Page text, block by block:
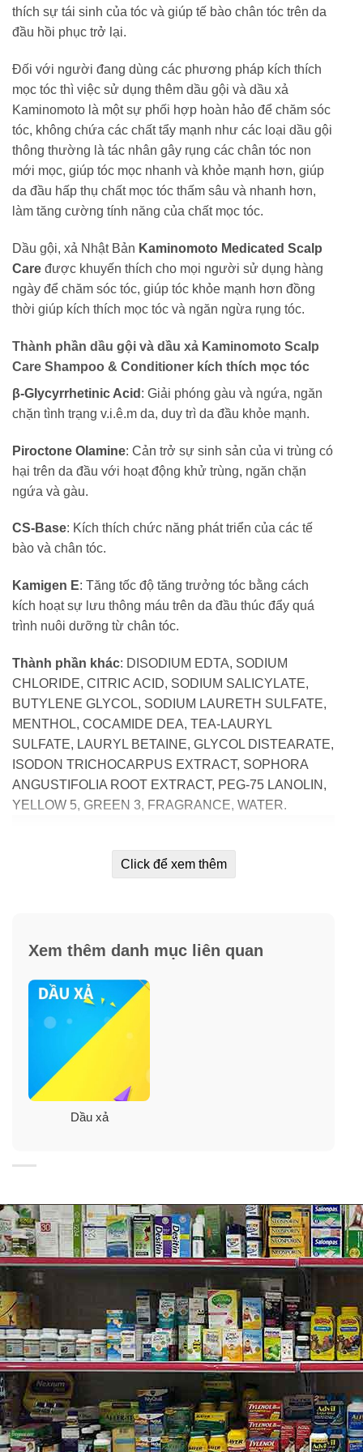
thích sự tái sinh của tóc và giúp tế bào chân tóc trên da
đầu hồi phục trở lại.
Đối với người đang dùng các phương pháp kích thích
mọc tóc thì việc sử dụng thêm dầu gội và dầu xả
Kaminomoto là một sự phối hợp hoàn hảo để chăm sóc
tóc, không chứa các chất tẩy mạnh như các loại dầu gội
thông thường là tác nhân gây rụng các chân tóc non
mới mọc, giúp tóc mọc nhanh và khỏe mạnh hơn, giúp
da đầu hấp thụ chất mọc tóc thấm sâu và nhanh hơn,
làm tăng cường tính năng của chất mọc tóc.
Dầu gội, xả Nhật Bản Kaminomoto Medicated Scalp
Care được khuyến thích cho mọi người sử dụng hàng
ngày để chăm sóc tóc, giúp tóc khỏe mạnh hơn đồng
thời giúp kích thích mọc tóc và ngăn ngừa rụng tóc.
Thành phần dầu gội và dầu xả Kaminomoto Scalp
Care Shampoo & Conditioner kích thích mọc tóc
β-Glycyrrhetinic Acid : Giải phóng gàu và ngứa, ngăn
chặn tình trạng v.i.ê.m da, duy trì da đầu khỏe mạnh.
Piroctone Olamine: Cản trở sự sinh sản của vi trùng có
hại trên da đầu với hoạt động khử trùng, ngăn chặn
ngứa và gàu.
CS-Base: Kích thích chức năng phát triển của các tế
bào và chân tóc.
Kamigen E: Tăng tốc độ tăng trưởng tóc bằng cách
kích hoạt sự lưu thông máu trên da đầu thúc đẩy quá
trình nuôi dưỡng từ chân tóc.
Thành phần khác: DISODIUM EDTA, SODIUM
CHLORIDE, CITRIC ACID, SODIUM SALICYLATE,
BUTYLENE GLYCOL, SODIUM LAURETH SULFATE,
MENTHOL, COCAMIDE DEA, TEA-LAURYL
SULFATE, LAURYL BETAINE, GLYCOL DISTEARATE,
ISODON TRICHOCARPUS EXTRACT, SOPHORA
ANGUSTIFOLIA ROOT EXTRACT, PEG-75 LANOLIN,
YELLOW 5, GREEN 3, FRAGRANCE, WATER.
✓Dầu gội kích thích mọc tóc và ngăn ngừa rụng tóc
dành cho những người bị rụng tóc, giúp tóc mọc nhanh
và nhiều hơn.
✓Kaminomoto có tính axit làm sạch da đầu bằng khả
năng diệt khuẩn, tăng hiệu quả trong việc giảm bớt gàu
và ngứa.
✓ Thành phần được chiết xuất từ các loại thảo dược
quý hiếm và chất dẫn xuất sinh học đặc biệt giúp nuôi
dưỡng tế bào chân tóc, kích thích sự tái sinh của tóc và
giúp tế bào da đầu hồi phục trở lại.
Click để xem thêm
Xem thêm danh mục liên quan
Dầu xả